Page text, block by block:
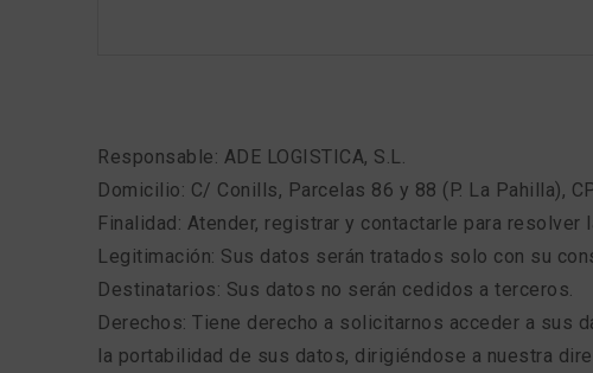
Responsable: ADE LOGISTICA, S.L.
Domicilio: C/ Conills, Parcelas 86 y 88 (P. La Pahilla),
Finalidad: Atender, registrar y contactarle para
Legitimación: Sus datos serán tratados solo con su
Destinatarios: Sus datos no serán cedidos a terceros.
Derechos: Tiene derecho a solicitarnos acceder a sus
la portabilidad de sus datos, dirigiéndose a nuestra